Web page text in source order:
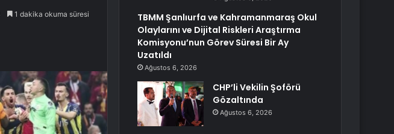
1 dakika okuma süresi
TBMM Şanlıurfa ve Kahramanmaraş Okul
Olaylarını ve Dijital Riskleri Araştırma
Komisyonu’nun Görev Süresi Bir Ay
Uzatıldı
Ağustos 6, 2026
CHP’li Vekilin Şoförü
Gözaltında
Ağustos 6, 2026